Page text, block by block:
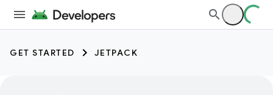
GET STARTED JETPACK